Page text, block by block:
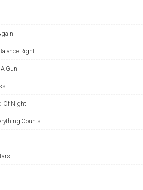
Right
Gun
Of Night
Counts